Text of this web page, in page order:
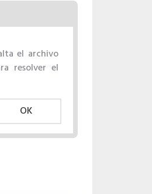
el archivo
resolver el
OK